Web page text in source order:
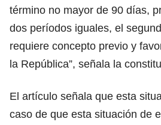
término no mayor de 90 días,
dos períodos iguales, el
requiere concepto previo y
la República”, señala la
El artículo señala que esta
caso de que esta situación de